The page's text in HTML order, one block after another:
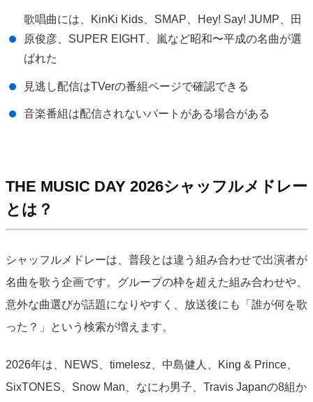
歌唱曲には、KinKi Kids、SMAP、Hey! Say! JUMP、田
原俊彦、SUPER EIGHT、嵐など昭和〜平成の名曲が選
ばれた
見逃し配信はTVerの番組ページで確認できる
音楽番組は配信されないパートがある場合がある
THE MUSIC DAY 2026シャッフルメドレー
とは？
シャッフルメドレーは、普段とは違う組み合わせで出演者が
名曲を歌う企画です。グループの枠を超えた組み合わせや、
意外な曲選びが話題になりやすく、放送後にも「誰が何を歌
った？」という検索が増えます。
2026年は、NEWS、timelesz、中島健人、King & Prince、
SixTONES、Snow Man、なにわ男子、Travis Japanの8組か